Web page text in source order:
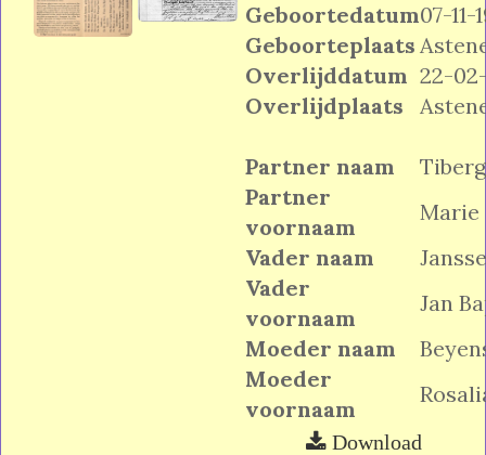
Geboortedatum07-11-
Geboorteplaats
Overlijddatum 22-
Overlijdplaats
Partner naam
Partner
voornaam
Marie
Vader naam
Vader
voornaam
Jan
Moeder naam
Moeder
voornaam
Download